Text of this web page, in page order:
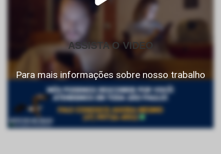
ASSISTA O VIDEO
Para mais informações sobre nosso trabalho